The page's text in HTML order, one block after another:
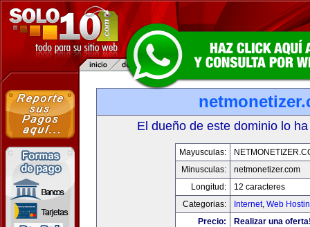
El dueño de este dominio lo
Mayusculas:
Minusculas:
netmonetizer.com
Longitud:
12 caracteres
Categorias:
Internet, Web
Precio:
Realizar una